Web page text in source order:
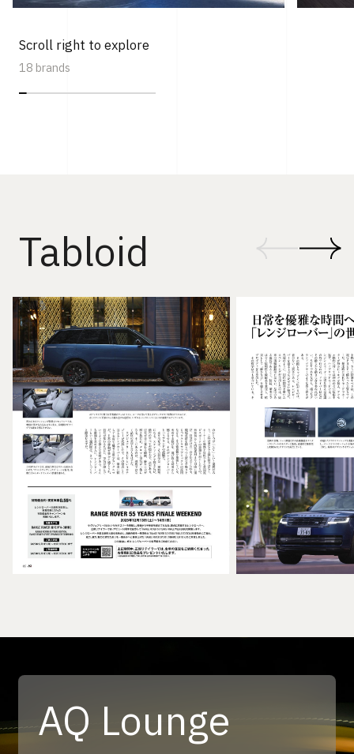
Scroll right to explore
18 brands
Tabloid
AQ Lounge